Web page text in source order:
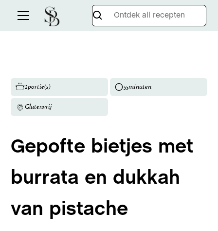
2portie(s) 55minuten
Glutenvrij
Gepofte bietjes met
burrata en dukkah
van pistache